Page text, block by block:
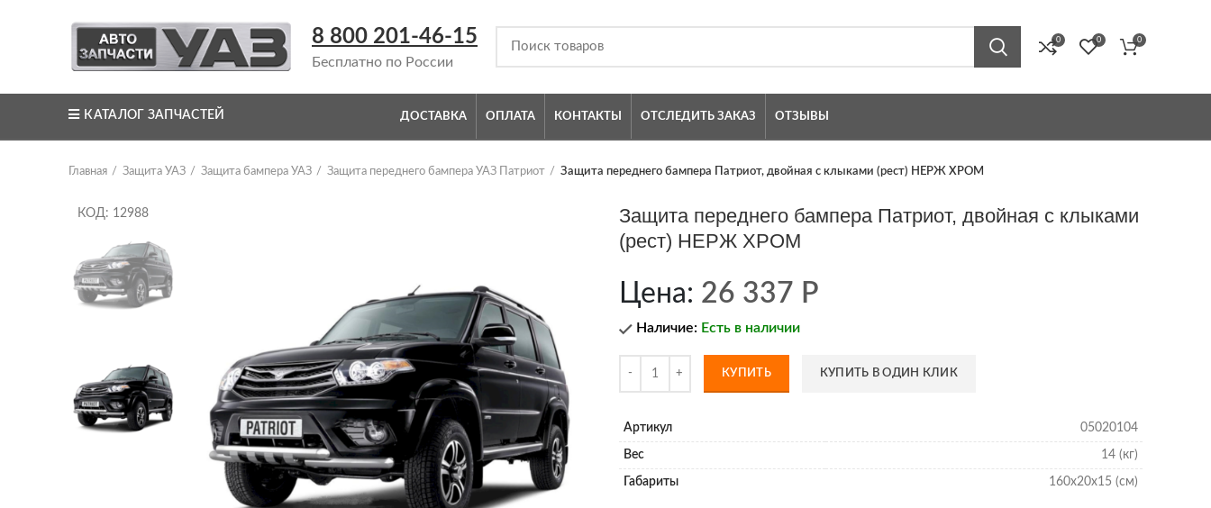
8 800 201-46-15
Бесплатно по России
0 0 0
КАТАЛОГ ЗАПЧАСТЕЙ ДОСТАВКА ОПЛАТА КОНТАКТЫ ОТСЛЕДИТЬ ЗАКАЗ ОТЗЫВЫ
Главная Защита УАЗ Защита бампера УАЗ Защита переднего бампера УАЗ Патриот Защита переднего бампера Патриот, двойная с клыками (рест) НЕРЖ ХРОМ
КОД: 12988
Защита переднего бампера Патриот, двойная с клыками
(рест) НЕРЖ ХРОМ
Цена: 26 337 Р
Наличие: Есть в наличии
КУПИТЬ КУПИТЬ В ОДИН КЛИК
Артикул 05020104
Вес 14 (кг)
Габариты 160х20х15 (см)